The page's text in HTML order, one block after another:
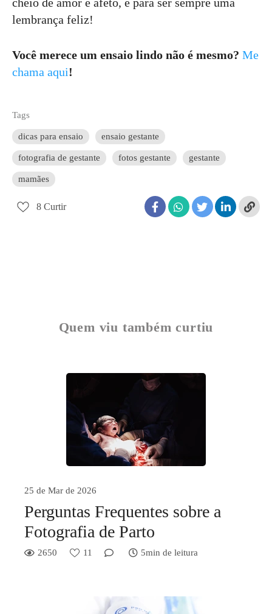
lembrança feliz!
Você merece um ensaio lindo não é mesmo? Me
chama aqui!
Tags
dicas para ensaio ensaio gestante
fotografia de gestante fotos gestante gestante
mamães
8 Curtir
Quem viu também curtiu
25 de Mar de 2026
Perguntas Frequentes sobre a
Fotografia de Parto
2650 11 5min de leitura